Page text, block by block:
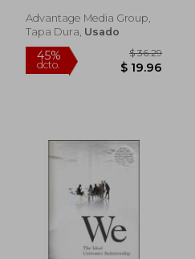
45%
Customers, Grow
Valuable
Inglés)
Matthijs
Advantage Media Group,
Tapa Dura, Usado